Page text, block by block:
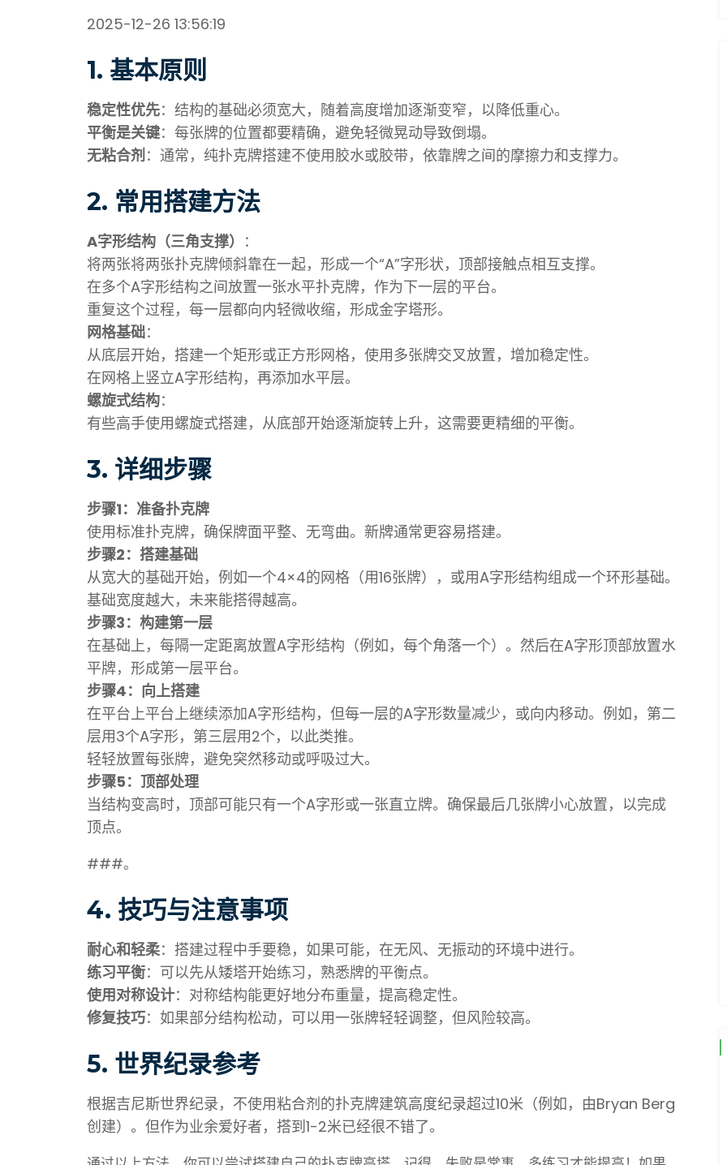
2025-12-26 13:56:19
1. 基本原则
稳定性优先：结构的基础必须宽大，随着高度增加逐渐变窄，以降低重心。
平衡是关键：每张牌的位置都要精确，避免轻微晃动导致倒塌。
无粘合剂：通常，纯扑克牌搭建不使用胶水或胶带，依靠牌之间的摩擦力和支撑力。
2. 常用搭建方法
A字形结构（三角支撑） ：
将两张将两张扑克牌倾斜靠在一起，形成一个“A”字形状，顶部接触点相互支撑。
在多个A字形结构之间放置一张水平扑克牌，作为下一层的平台。
重复这个过程，每一层都向内轻微收缩，形成金字塔形。
网格基础：
从底层开始，搭建一个矩形或正方形网格，使用多张牌交叉放置，增加稳定性。
在网格上竖立A字形结构，再添加水平层。
螺旋式结构：
有些高手使用螺旋式搭建，从底部开始逐渐旋转上升，这需要更精细的平衡。
3. 详细步骤
步骤1：准备扑克牌
使用标准扑克牌，确保牌面平整、无弯曲。新牌通常更容易搭建。
步骤2：搭建基础
从宽大的基础开始，例如一个4×4的网格（用16张牌），或用A字形结构组成一个环形基础。
基础宽度越大，未来能搭得越高。
步骤3：构建第一层
在基础上，每隔一定距离放置A字形结构（例如，每个角落一个）。然后在A字形顶部放置水
平牌，形成第一层平台。
步骤4：向上搭建
在平台上平台上继续添加A字形结构，但每一层的A字形数量减少，或向内移动。例如，第二
层用3个A字形，第三层用2个，以此类推。
轻轻放置每张牌，避免突然移动或呼吸过大。
步骤5：顶部处理
当结构变高时，顶部可能只有一个A字形或一张直立牌。确保最后几张牌小心放置，以完成
顶点。
###。
4. 技巧与注意事项
耐心和轻柔：搭建过程中手要稳，如果可能，在无风、无振动的环境中进行。
练习平衡：可以先从矮塔开始练习，熟悉牌的平衡点。
使用对称设计：对称结构能更好地分布重量，提高稳定性。
修复技巧：如果部分结构松动，可以用一张牌轻轻调整，但风险较高。
5. 世界纪录参考
根据吉尼斯世界纪录，不使用粘合剂的扑克牌建筑高度纪录超过10米（例如，由Bryan Berg
创建）。但作为业余爱好者，搭到1-2米已经很不错了。